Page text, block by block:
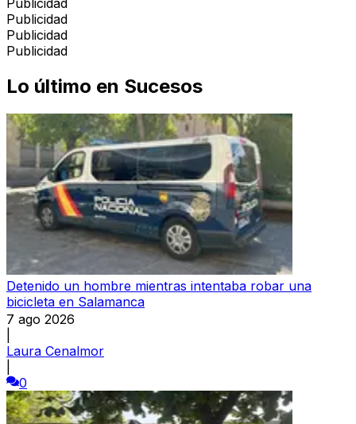
Publicidad
Publicidad
Publicidad
Publicidad
Lo último en Sucesos
Detenido un hombre mientras intentaba robar una
bicicleta en Salamanca
7 ago 2026
Laura Cenalmor
0